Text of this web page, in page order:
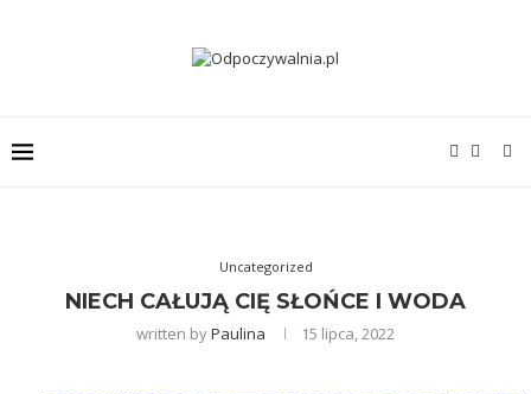
Uncategorized
NIECH CAŁUJĄ CIĘ SŁOŃCE I WODA
written byPaulina 15 lipca, 2022